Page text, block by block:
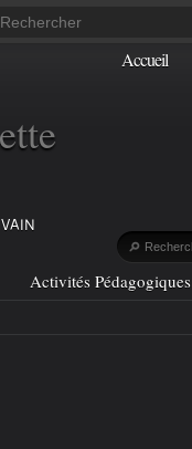
Accueil
Activités Pédagogiques